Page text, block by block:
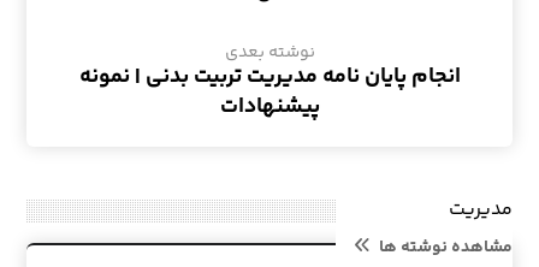
نوشته بعدی
انجام پایان نامه مدیریت تربیت بدنی | نمونه
پیشنهادات
مدیریت
مشاهده نوشته ها